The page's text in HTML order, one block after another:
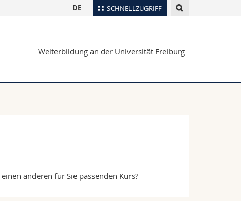
SCHNELLZUGRIFF
Ortsplan
Webmail
DE
Weiterbildung an der Universität Freiburg
einen anderen für Sie passenden Kurs?